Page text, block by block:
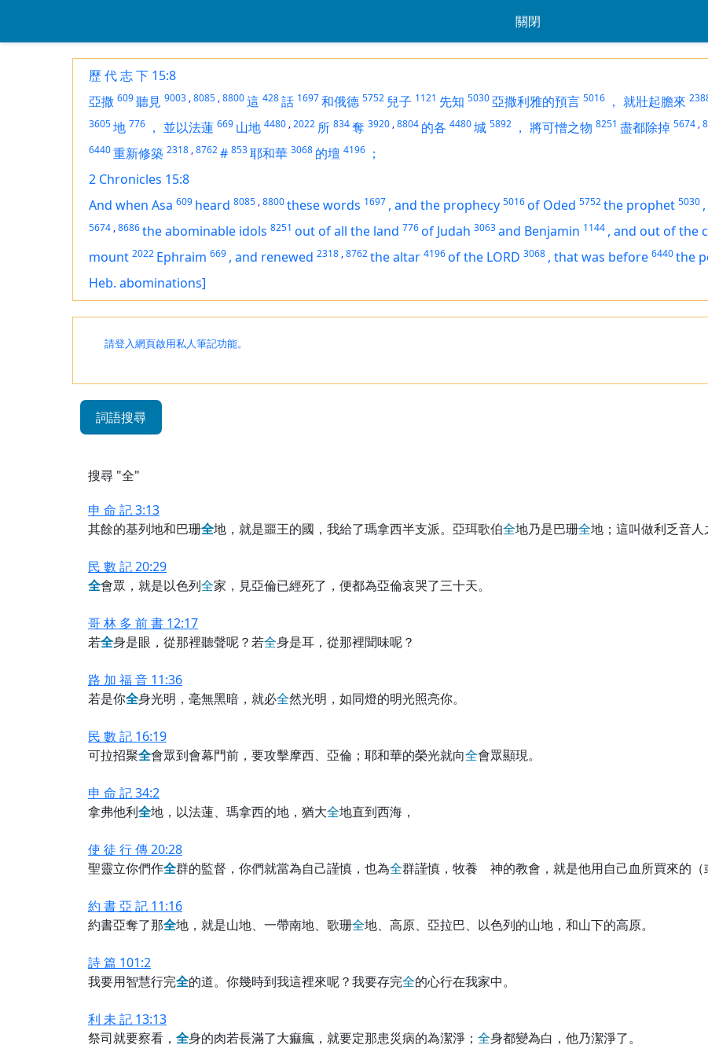
關閉
歷 代 志 下 15:8
亞撒 609聽見 9003 ,8085 ,8800這 428話 1697和俄德 5752 兒子 1121 先知 5030亞撒利雅的預言 5016 ， 就壯起膽來
3605地 776 ， 並以法蓮 669 山地 4480 ,2022 所 834奪 3920 ,8804 的各 4480城 5892 ， 將可憎之物 8251 盡都除掉 5674 ,
6440重新修築 2318 ,8762# 853耶和華 3068 的壇 4196 ；
2 Chronicles 15:8
And when Asa 609 heard 8085 ,8800these words 1697 , and the prophecy 5016of Oded 5752the prophet 5030 ,
5674 ,8686the abominable idols 8251 out of all the land 776of Judah 3063and Benjamin 1144 , and out of the
mount 2022 Ephraim 669 , and renewed 2318 ,8762the altar 4196of the LORD 3068 , thatwas before 6440the
Heb. abominations]
請登入網頁啟用私人筆記功能。
詞語搜尋
搜尋 "全"
申 命 記 3:13
其餘的基列地和巴珊全地，就是噩王的國，我給了瑪拿西半支派。亞珥歌伯全地乃是巴珊全地；這叫做利乏音人
民 數 記 20:29
全會眾，就是以色列全家，見亞倫已經死了，便都為亞倫哀哭了三十天。
哥 林 多 前 書 12:17
若全身是眼，從那裡聽聲呢？若全身是耳，從那裡聞味呢？
路 加 福 音 11:36
若是你全身光明，毫無黑暗，就必全然光明，如同燈的明光照亮你。
民 數 記 16:19
可拉招聚全會眾到會幕門前，要攻擊摩西、亞倫；耶和華的榮光就向全會眾顯現。
申 命 記 34:2
拿弗他利全地，以法蓮、瑪拿西的地，猶大全地直到西海，
使 徒 行 傳 20:28
聖靈立你們作全群的監督，你們就當為自己謹慎，也為全群謹慎，牧養 神的教會，就是他用自己血所買來的（
約 書 亞 記 11:16
約書亞奪了那全地，就是山地、一帶南地、歌珊全地、高原、亞拉巴、以色列的山地，和山下的高原。
詩 篇 101:2
我要用智慧行完全的道。你幾時到我這裡來呢？我要存完全的心行在我家中。
利 未 記 13:13
祭司就要察看， 全身的肉若長滿了大痲瘋，就要定那患災病的為潔淨； 全身都變為白，他乃潔淨了。